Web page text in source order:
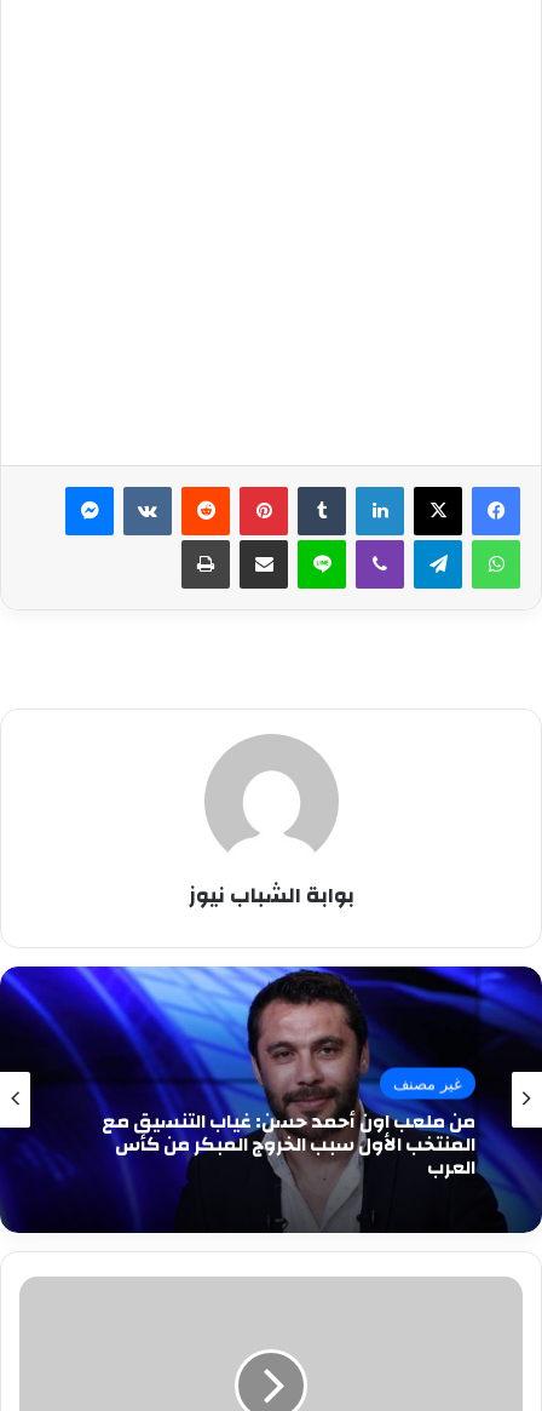
لينكدإن بينتيريست ماسنجر
واتساب تيلقرام ڤايبر لاين مشاركة عبر البريد طباعة
بوابة الشباب نيوز
غير مصنف
من ملعب اون أحمد حسن: غياب التنسيق مع
المنتخب الأول سبب الخروج المبكر من كأس
العرب
تفاصيل